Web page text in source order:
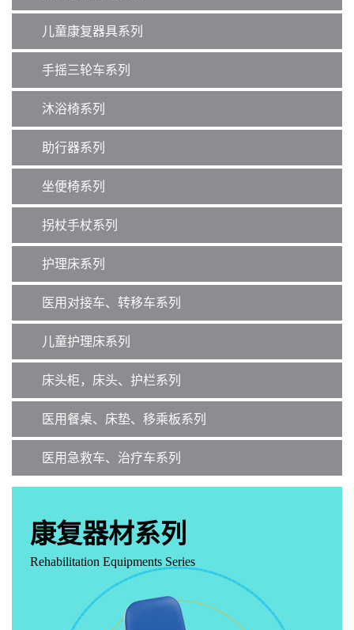
儿童康复器具系列
手摇三轮车系列
沐浴椅系列
助行器系列
坐便椅系列
拐杖手杖系列
护理床系列
医用对接车、转移车系列
儿童护理床系列
床头柜，床头、护栏系列
医用餐桌、床垫、移乘板系列
医用急救车、治疗车系列
康复器材系列
Rehabilitation Equipments Series